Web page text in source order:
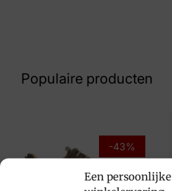
Een persoonlijke
Mephisto
Populaire producten
-43%